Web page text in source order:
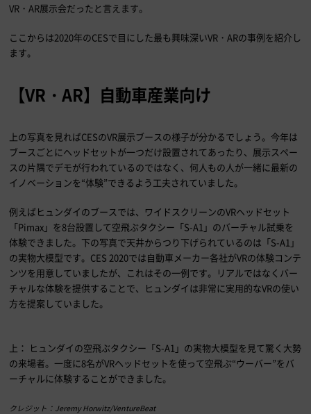
VR ・AR展示会だったと言えます。
ここからは2020年のCESで目にした最も興味深いVR ・ARの事例を紹介し
ます。
【VR ・AR】自動車産業向け
上の写真を見ればCESのVR展示ブースの様子が分かるでしょう。今年は
ブースごとにヘッドセットが一つだけ設置されてあったり、展示スペー
スの片隅でデモが行われているのではなく、何人もの人が一緒に最新の
イノベーションを“体験”できるよう工夫されていました。
例えばヒュンダイのブースでは、ワイドスクリーンのVRヘッドセット
「Pimax」を8台設置して空飛ぶタクシー「S-A1 」のバーチャル試乗を
体験できました。下の写真で天井からつり下げられているのは「S-A1 」
の実物大模型です。 CES 2020では自動車メーカー各社がVRの体験コンテ
ンツを用意していましたが、これはその一例です。リアルではなくバー
チャルな体験を提供することで、ヒュンダイは非常に実用的なVRの使い
方を提案していました。
上： ヒュンダイの空飛ぶタクシー「S-A1 」の実物大模型を見て驚く大勢
の来場者。一度に8名がVRヘッドセットを使って空飛ぶ“ウーバー”をバ
ーチャルに体験することができました。
クレジット：Jeremy Horwitz/VentureBeat